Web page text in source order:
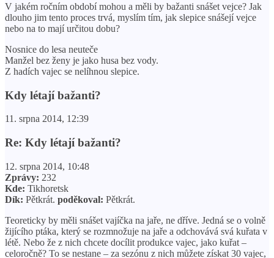
V jakém ročním období mohou a měli by bažanti snášet vejce? Jak
dlouho jim tento proces trvá, myslím tím, jak slepice snášejí vejce
nebo na to mají určitou dobu?
Nosnice do lesa neuteče
Manžel bez ženy je jako husa bez vody.
Z hadích vajec se nelíhnou slepice.
Kdy létají bažanti?
11. srpna 2014, 12:39
Re: Kdy létají bažanti?
12. srpna 2014, 10:48
Zprávy: 232
Kde: Tikhoretsk
Dík: Pětkrát. poděkoval: Pětkrát.
Teoreticky by měli snášet vajíčka na jaře, ne dříve. Jedná se o volně
žijícího ptáka, který se rozmnožuje na jaře a odchovává svá kuřata v
létě. Nebo že z nich chcete docílit produkce vajec, jako kuřat –
celoročně? To se nestane – za sezónu z nich můžete získat 30 vajec,